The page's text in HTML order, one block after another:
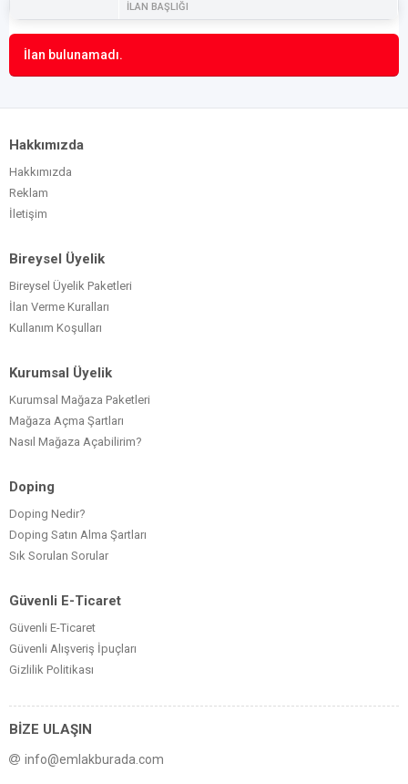
İLAN BAŞLIĞI
İlan bulunamadı.
Hakkımızda
Hakkımızda
Reklam
İletişim
Bireysel Üyelik
Bireysel Üyelik Paketleri
İlan Verme Kuralları
Kullanım Koşulları
Kurumsal Üyelik
Kurumsal Mağaza Paketleri
Mağaza Açma Şartları
Nasıl Mağaza Açabilirim?
Doping
Doping Nedir?
Doping Satın Alma Şartları
Sık Sorulan Sorular
Güvenli E-Ticaret
Güvenli E-Ticaret
Güvenli Alışveriş İpuçları
Gizlilik Politikası
BİZE ULAŞIN
info@emlakburada.com